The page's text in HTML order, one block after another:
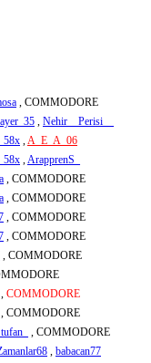
, COMMODORE
, Nehir__Perisi__
,A_E_A_06
,ArapprenS_
, COMMODORE
, COMMODORE
, COMMODORE
, COMMODORE
, COMMODORE
, COMMODORE
, COMMODORE
, COMMODORE
, babacan77